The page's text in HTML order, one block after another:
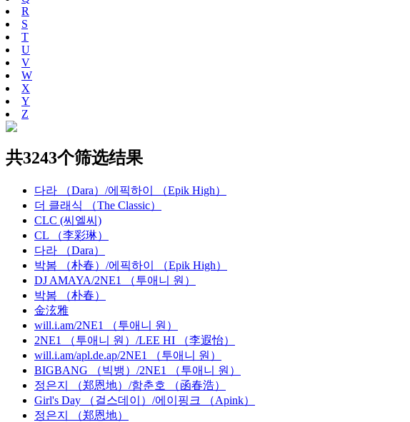
R
S
T
U
V
W
X
Y
Z
共3243个筛选结果
다라 （Dara）/에픽하이 （Epik High）
더 클래식 （The Classic）
CLC (씨엘씨)
CL （李彩琳）
다라 （Dara）
박봄 （朴春）/에픽하이 （Epik High）
DJ AMAYA/2NE1 （투애니 원）
박봄 （朴春）
金泫雅
will.i.am/2NE1 （투애니 원）
2NE1 （투애니 원）/LEE HI （李遐怡）
will.i.am/apl.de.ap/2NE1 （투애니 원）
BIGBANG （빅뱅）/2NE1 （투애니 원）
정은지 （郑恩地）/함춘호 （函春浩）
Girl's Day （걸스데이）/에이핑크 （Apink）
정은지 （郑恩地）